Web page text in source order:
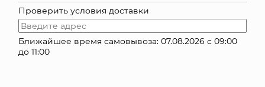
Проверить условия доставки
Ближайшее время самовывоза: 07.08.2026 с 09:00
до 11:00